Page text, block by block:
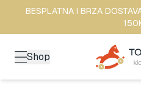
BESPLATNA I BRZA
Shop